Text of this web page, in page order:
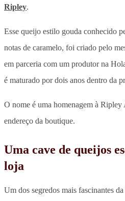
Ripley.
Esse queijo estilo gouda conhecido
notas de caramelo, foi criado pelo
em parceria com um produtor na
é maturado por dois anos dentro da
O nome é uma homenagem à
endereço da boutique.
Uma cave de queijos
loja
Um dos segredos mais fascinantes